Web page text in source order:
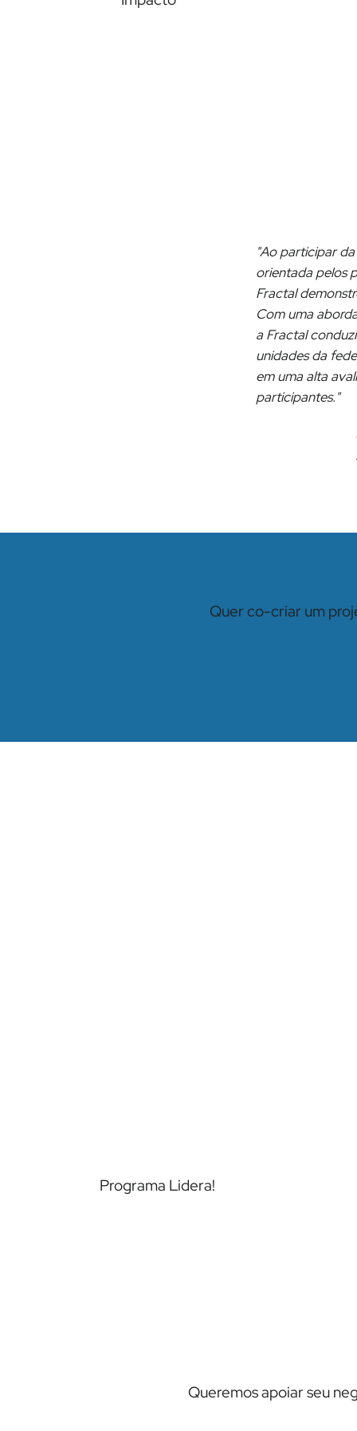
Programa Lidera!
Quer co-criar um
"Ao participar
orientada pelos
Fractal
Com uma
a Fractal
unidades da
em uma alta
participantes."
Queremos apoiar seu